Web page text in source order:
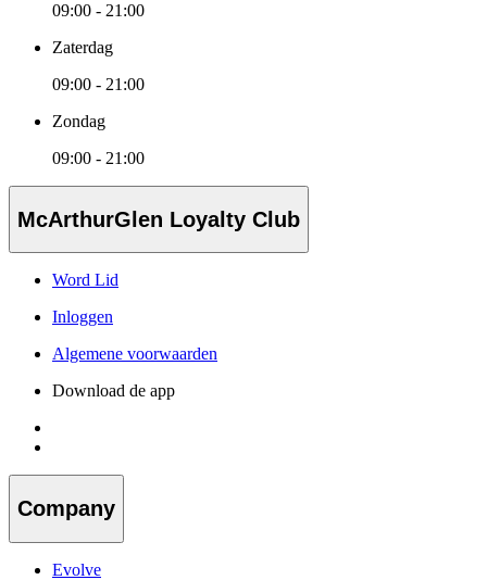
09:00 - 21:00
Zaterdag
09:00 - 21:00
Zondag
09:00 - 21:00
McArthurGlen Loyalty Club
Word Lid
Inloggen
Algemene voorwaarden
Download de app
Company
Evolve